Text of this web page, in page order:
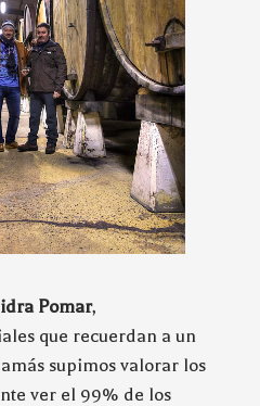
Pomar,
que recuerdan a un
supimos valorar los
ver el 99% de los